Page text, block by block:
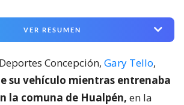
VER RESUMEN
Concepción, Gary Tello,
su vehículo mientras entrenaba
la comuna de Hualpén, en la